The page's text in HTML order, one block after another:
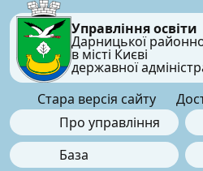
Управління освіти
Дарницької
в місті Києві
державної
Стара версія сайту
Про управління
База